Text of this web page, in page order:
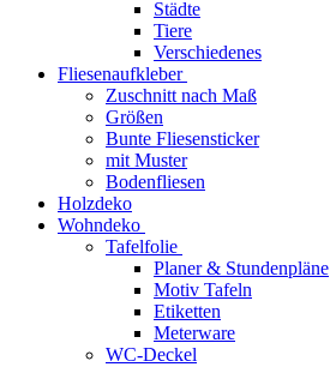
Städte
Tiere
Verschiedenes
Fliesenaufkleber
Zuschnitt nach Maß
Größen
Bunte Fliesensticker
mit Muster
Bodenfliesen
Holzdeko
Wohndeko
Tafelfolie
Planer & Stundenpläne
Motiv Tafeln
Etiketten
Meterware
WC-Deckel